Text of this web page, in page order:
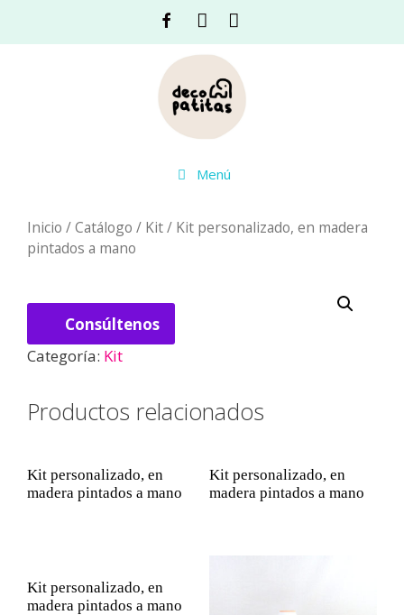
FacebookInstagram
Menú
Inicio /Catálogo / Kit/ Kit personalizado, en madera
pintados a mano
Consúltenos
Categoría: Kit
Productos relacionados
Kit personalizado, en
madera pintados a mano
Kit personalizado, en
madera pintados a mano
Kit personalizado, en
madera pintados a mano